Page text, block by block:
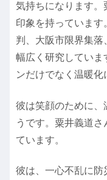
気持ちになります。
印象を持っていま
判、大阪市限界集落
幅広く研究していま
ンだけでなく温暖化
彼は笑顔のために、
うです。粟井義道
ています。
彼は、一心不乱に防